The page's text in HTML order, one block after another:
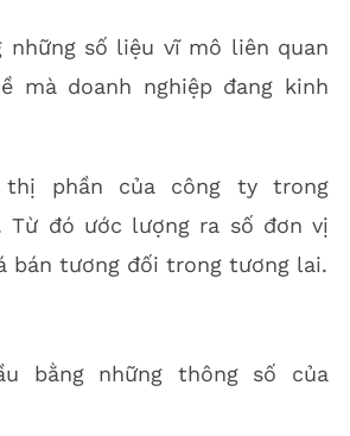
những số liệu vĩ mô liên quan
mà doanh nghiệp đang kinh
thị phần của công ty trong
Từ đó ước lượng ra số đơn vị
bán tương đối trong tương lai.
bằng những thông số của